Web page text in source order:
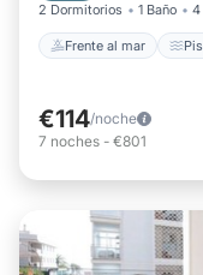
2 Dormitorios 1 Baño 4
Frente al mar
€114/noche
7 noches - €801